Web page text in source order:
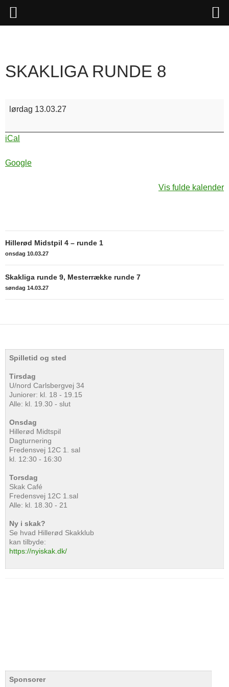
SKAKLIGA RUNDE 8
Skakliga
lørdag 13.03.27
iCal
Google
Vis fulde kalender
Indlægsnavigation
Hillerød Midstpil 4 – runde 1
onsdag 10.03.27
Skakliga runde 9, Mesterrække runde 7
søndag 14.03.27
Spilletid og sted
Tirsdag
U/nord Carlsbergvej 34
Juniorer: kl. 18 - 19.15
Alle: kl. 19.30 - slut
Onsdag
Hillerød Midtspil
Dagturnering
Fredensvej 12C 1. sal
kl. 12:30 - 16:30
Torsdag
Skak Café
Fredensvej 12C 1.sal
Alle: kl. 18.30 - 21
Ny i skak?
Se hvad Hillerød Skakklub
kan tilbyde:
https://nyiskak.dk/
Sponsorer